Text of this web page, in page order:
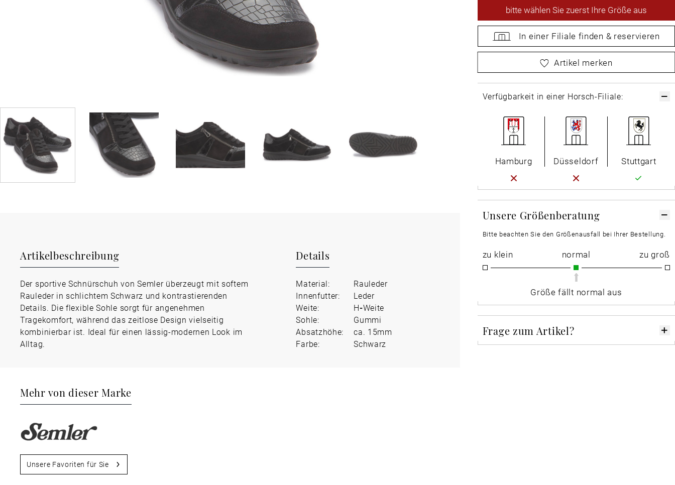
Artikelbeschreibung
Der sportive Schnürschuh von Semler überzeugt mit softem
Rauleder in schlichtem Schwarz und kontrastierenden
Details. Die flexible Sohle sorgt für angenehmen
Tragekomfort, während das zeitlose Design vielseitig
kombinierbar ist. Ideal für einen lässig-modernen Look im
Alltag.
Details
Material:
Rauleder
Innenfutter:
Leder
Weite:
H-Weite
Sohle:
Gummi
Absatzhöhe:
ca. 15mm
Farbe:
Schwarz
Mehr von dieser Marke
Unsere Favoriten für Sie
bittewählen Sie zuerst Ihre Größe aus
In einer Filiale finden & reservieren
wählen Sie zuerst Ihre Größe aus
Artikel merken
Verfügbarkeit in einer Horsch-Filiale:
Hamburg Düsseldorf Stuttgart
Unsere Größenberatung
Bitte beachten Sie den Größenausfall bei Ihrer Bestellung.
zu klein normal zu groß
Größe fällt normal aus
Frage zum Artikel?